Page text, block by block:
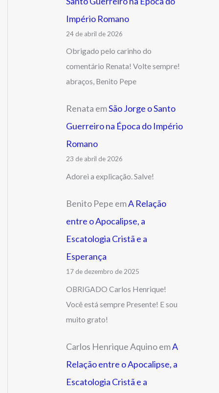
Império Romano
24 de abril de 2026
Obrigado pelo carinho do
comentário Renata! Volte sempre!
abraços, Benito Pepe
Renata emSão Jorge o Santo
Guerreiro na Época do Império
Romano
23 de abril de 2026
Adorei a explicação. Salve!
Benito Pepe emA Relação
entre o Apocalipse, a
Escatologia Cristã e a
Esperança
17 de dezembro de 2025
OBRIGADO Carlos Henrique!
Você está sempre Presente! E sou
muito grato!
Carlos Henrique AquinoemA
Relação entre o Apocalipse, a
Escatologia Cristã e a